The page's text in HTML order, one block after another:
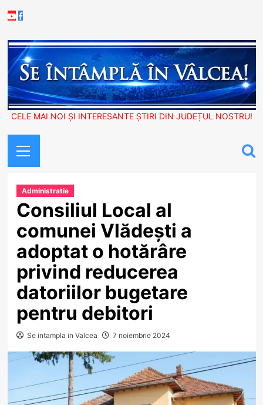
to
Youtube
Facebook
CELE MAI NOI ȘI INTERESANTE ȘTIRI DIN JUDEȚUL NOSTRU!
Menu
Administratie
Consiliul Local al
comunei Vlădești a
adoptat o hotărâre
privind reducerea
datoriilor bugetare
pentru debitori
Se intampla in Valcea 7 noiembrie 2024